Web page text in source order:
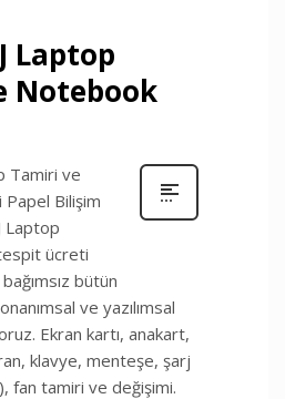
Laptop
Notebook
Tamiri ve
Bilişim
Laptop
ücreti
bütün
ve yazılımsal
Ekran kartı, anakart,
klavye, menteşe, şarj
fan tamiri ve değişimi.